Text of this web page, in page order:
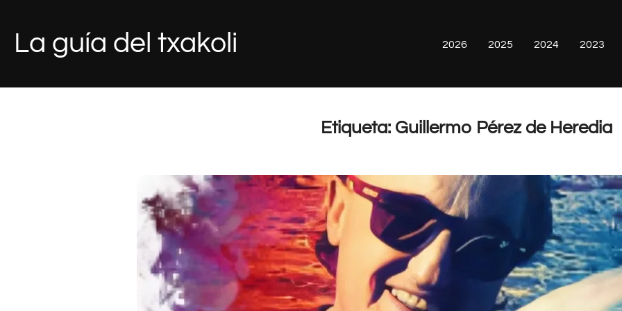
contenido
La guía del txakoli 2026 2025 2024 2023
Etiqueta: Guillermo Pérez de Heredia